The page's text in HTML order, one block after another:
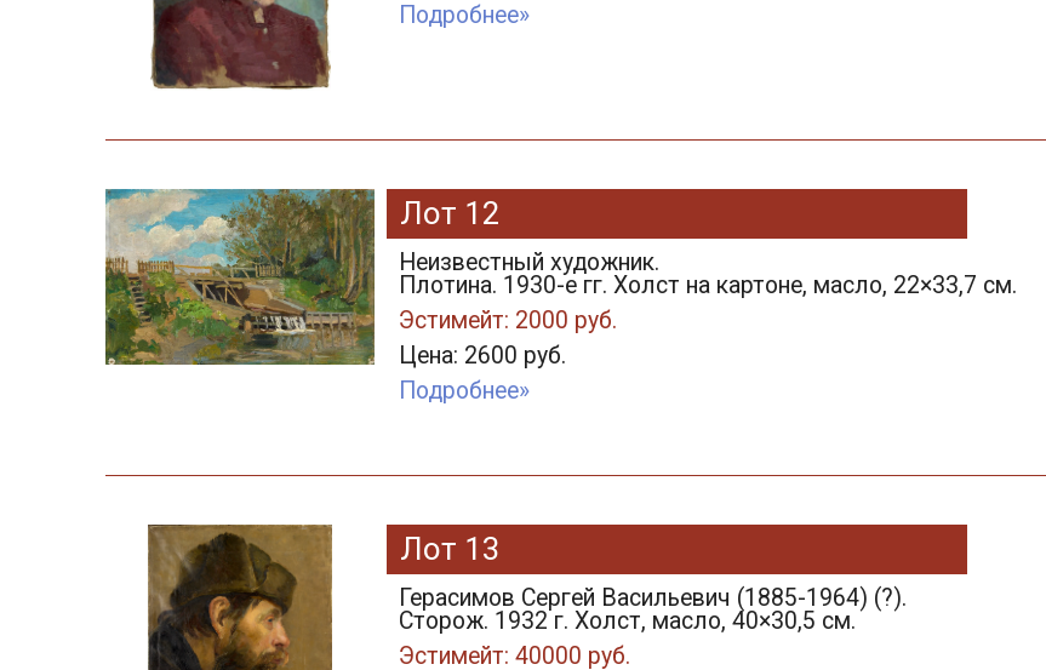
Подробнее»
Лот 12
Неизвестный художник.
Плотина. 1930-е гг. Холст на картоне, масло, 22×33,7 см.
Эстимейт: 2000 руб.
Цена: 2600 руб.
Подробнее»
Лот 13
Герасимов Сергей Васильевич (1885-1964) (?).
Сторож. 1932 г. Холст, масло, 40×30,5 см.
Эстимейт: 40000 руб.